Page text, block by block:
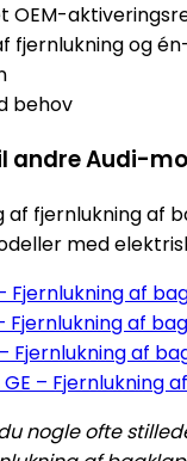
OEM-
fjernlukning og
behov
andre Audi-
af fjernlukning af
med
Fjernlukning af
Fjernlukning af
Fjernlukning af
– Fjernlukning
nogle ofte